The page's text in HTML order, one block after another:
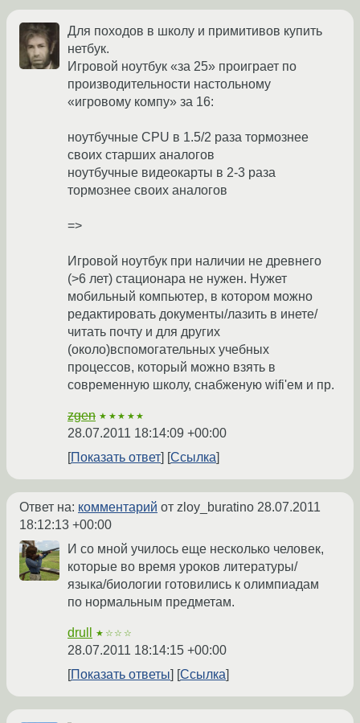
Для походов в школу и примитивов купить
нетбук.
Игровой ноутбук «за 25» проиграет по
производительности настольному
«игровому компу» за 16:
ноутбучные CPU в 1.5/2 раза тормознее
своих старших аналогов
ноутбучные видеокарты в 2-3 раза
тормознее своих аналогов
=>
Игровой ноутбук при наличии не древнего
(>6 лет) стационара не нужен. Нужет
мобильный компьютер, в котором можно
редактировать документы/лазить в инете/
читать почту и для других
(около)вспомогательных учебных
процессов, который можно взять в
современную школу, снабженую wifi'ем и пр.
zgen ★★★★★
28.07.2011 18:14:09 +00:00
Показать ответ
Ссылка
Ответ на: комментарий от zloy_buratino 28.07.2011
18:12:13 +00:00
И со мной училось еще несколько человек,
которые во время уроков литературы/
языка/биологии готовились к олимпиадам
по нормальным предметам.
drull ★☆☆☆
28.07.2011 18:14:15 +00:00
Показать ответы
Ссылка